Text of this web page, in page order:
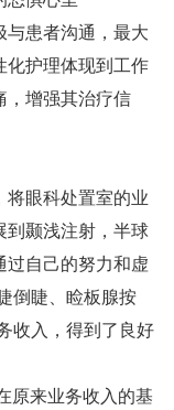
与患者沟通，最大
化护理体现到工作
，增强其治疗信
将眼科处置室的业
到颞浅注射，半球
过自己的努力和虚
倒睫、睑板腺按
收入，得到了良好
原来业务收入的基